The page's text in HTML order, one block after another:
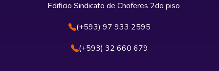
Edificio Sindicato de Choferes 2do piso
(+593) 97 933 2595
(+593) 32 660 679